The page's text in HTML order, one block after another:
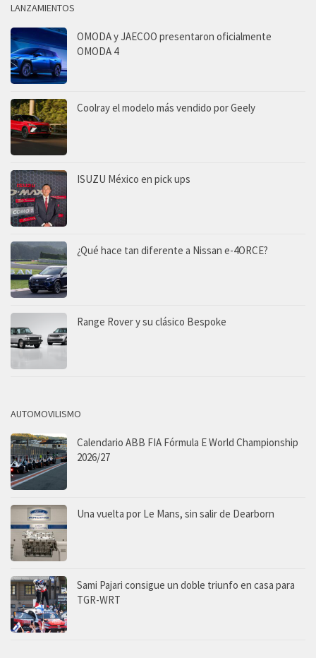
LANZAMIENTOS
OMODA y JAECOO presentaron oficialmente
OMODA 4
Coolray el modelo más vendido por Geely
ISUZU México en pick ups
¿Qué hace tan diferente a Nissan e-4ORCE?
Range Rover y su clásico Bespoke
AUTOMOVILISMO
Calendario ABB FIA Fórmula E World Championship
2026/27
Una vuelta por Le Mans, sin salir de Dearborn
Sami Pajari consigue un doble triunfo en casa para
TGR-WRT